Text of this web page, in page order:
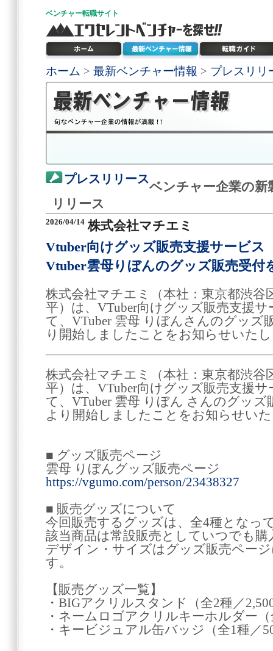
ベンチャー転職サイト
ホーム > 最新ベンチャー情報 > プレスリリ
プレスリリース
ベンチャー企業の新
リリース
2026/04/14 株式会社マチエミ
Vtuber向けグッズ販売支援サービス
Vtuber雲母りぼんのグッズ販売受付
株式会社マチエミ（本社：東京都渋谷
平）は、VTuber向けグッズ販売支援
て、VTuber 雲母 りぼんさんのグッズ
り開始しましたことをお知らせいた
株式会社マチエミ（本社：東京都渋谷
平）は、VTuber向けグッズ販売支援
て、VTuber 雲母 りぼん さんのグッズ
より開始しましたことをお知らせい
■ グッズ販売ページ
雲母 りぼんグッズ販売ページ
https://vgumo.com/person/23438327
■ 販売グッズについて
今回販売するグッズは、全4種となっ
該当商品は常設販売としていつでも購
デザイン・サイズはグッズ販売ペー
す。
【販売グッズ一覧】
・BIGアクリルスタンド（全2種／
・ネームロゴアクリルキーホルダー
・キービジュアル缶バッジ（全1種／